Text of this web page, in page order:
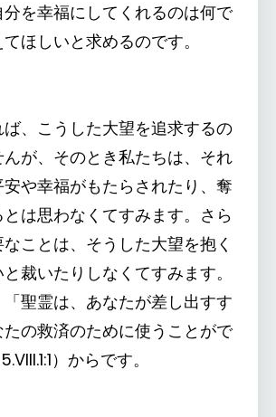
を幸福にしてくれるのは何で
ほしいと求めるのです。
、こうした大望を追求するの
が、そのとき私たちは、それ
安や幸福がもたらされたり、奪
は思わなくてすみます。さら
ことは、そうした大望を抱く
裁いたりしなくてすみます。
「聖霊は、あなたが差し出すす
の救済のために使うことがで
）からです。